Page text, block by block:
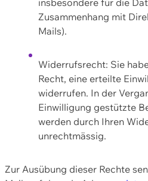
Zusammenhang mit
Mails).
Widerrufsrecht: Sie
Recht, eine erteilte
widerrufen. In der
Einwilligung gestützte
werden durch Ihren
unrechtmässig.
Zur Ausübung dieser Rechte